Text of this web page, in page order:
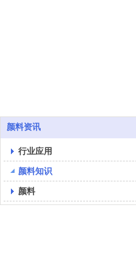
颜料资讯
行业应用
颜料知识
颜料